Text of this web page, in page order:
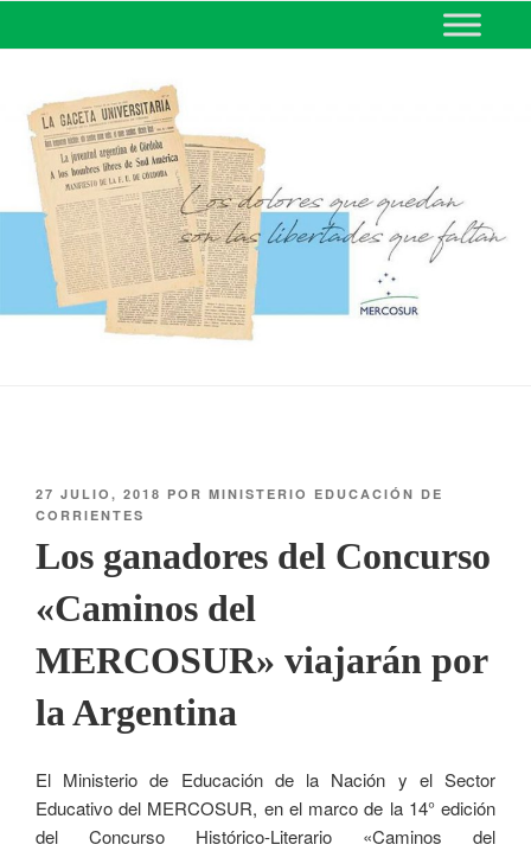
MINISTERIO DE EDUCACIÓN
DE CORRIENTES
27 JULIO, 2018 POR MINISTERIO EDUCACIÓN DE
CORRIENTES
Los ganadores del Concurso
«Caminos del
MERCOSUR» viajarán por
la Argentina
El Ministerio de Educación de la Nación y el Sector
Educativo del MERCOSUR, en el marco de la 14° edición
del Concurso Histórico-Literario «Caminos del